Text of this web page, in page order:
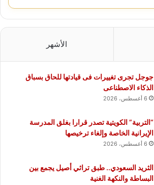
الأشهر
جوجل تجرى تغييرات فى قيادتها للحاق بسباق
الذكاء الاصطناعى
6 أغسطس، 2026
“التربية” الكويتية تصدر قرارا بغلق المدرسة
الإيرانية الخاصة وإلغاء ترخيصها
6 أغسطس، 2026
الثريد السعودي.. طبق تراثي أصيل يجمع بين
البساطة والنكهة الغنية